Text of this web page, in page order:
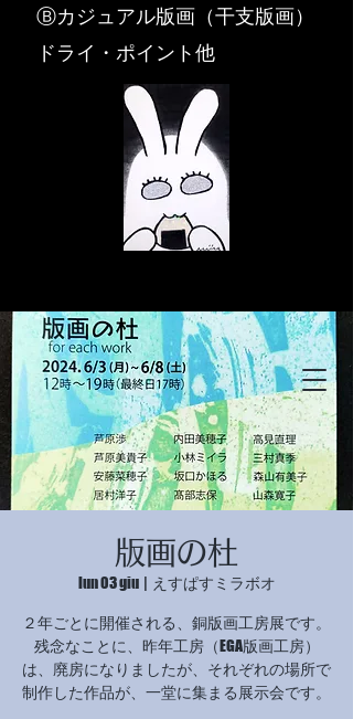
​Ⓑカジュアル版画（干支版画）
ドライ・ポイント他
© Copyright
© Copyright
版画の杜
lun 03 giu
  |
えすぱすミラボオ
２年ごとに開催される、銅版画工房展です。
残念なことに、昨年工房（EGA版画工房）
は、廃房になりましたが、それぞれの場所で
制作した作品が、一堂に集まる展示会です。